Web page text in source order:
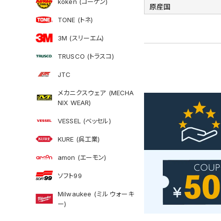
TONE (トネ)
3M (スリーエム)
TRUSCO (トラスコ)
JTC
メカニクスウェア (MECHA
NIX WEAR)
VESSEL (ベッセル)
KURE (呉工業)
amon (エーモン)
ソフト99
Milwaukee (ミルウォーキ
ー)
原産国